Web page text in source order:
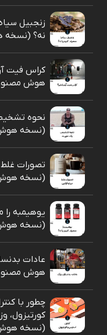
زنجبیل
نه؟
کراس فیت
هوش
نحوه
(نسخه
تصورات غلط
(نسخه
یوهیمبه را
(نسخه
عادات
هوش
چطور با
کورتیزول،
(نسخه